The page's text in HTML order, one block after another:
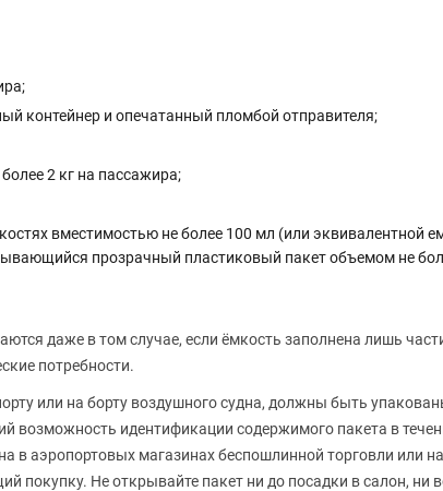
контейнер и опечатанный пломбой отправителя;
2 кг на пассажира;
вместимостью не более 100 мл (или эквивалентной
прозрачный пластиковый пакет объемом не
даже в том случае, если ёмкость заполнена лишь
потребности.
или на борту воздушного судна, должны быть
идентификации содержимого пакета в
в аэропортовых магазинах беспошлинной торговли или
покупку. Не открывайте пакет ни до посадки в салон, ни